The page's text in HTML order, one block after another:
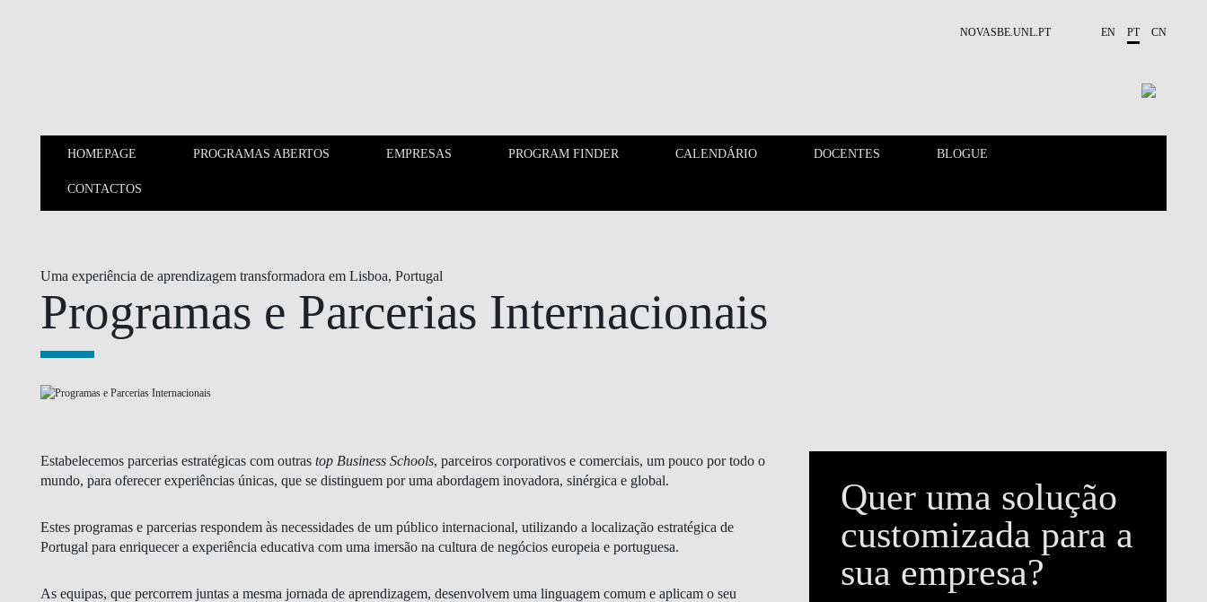
NOVASBE.UNL.PT EN PT CN
HOMEPAGE PROGRAMAS ABERTOS EMPRESAS PROGRAM FINDER CALENDÁRIO DOCENTES BLOGUE
CONTACTOS
HOMEPAGE
SUSTENTABILIDADE E
IMPACTO
LIDERANÇA E GESTÃO DA
MUDANÇA
FINANÇAS E ECONOMIA
Uma experiência de aprendizagem transformadora em Lisboa, Portugal
Programas e Parcerias Internacionais
Estabelecemos parcerias estratégicas com outras top Business Schools, parceiros corporativos e comerciais, um pouco por todo o
mundo, para oferecer experiências únicas, que se distinguem por uma abordagem inovadora, sinérgica e global.
Estes programas e parcerias respondem às necessidades de um público internacional, utilizando a localização estratégica de
Portugal para enriquecer a experiência educativa com uma imersão na cultura de negócios europeia e portuguesa.
As equipas, que percorrem juntas a mesma jornada de aprendizagem, desenvolvem uma linguagem comum e aplicam o seu
Quer uma solução
customizada para a
sua empresa?